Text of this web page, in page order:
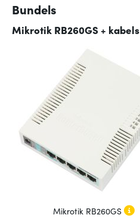
Bundels
Mikrotik RB260GS + kabels
Mikrotik RB260GS